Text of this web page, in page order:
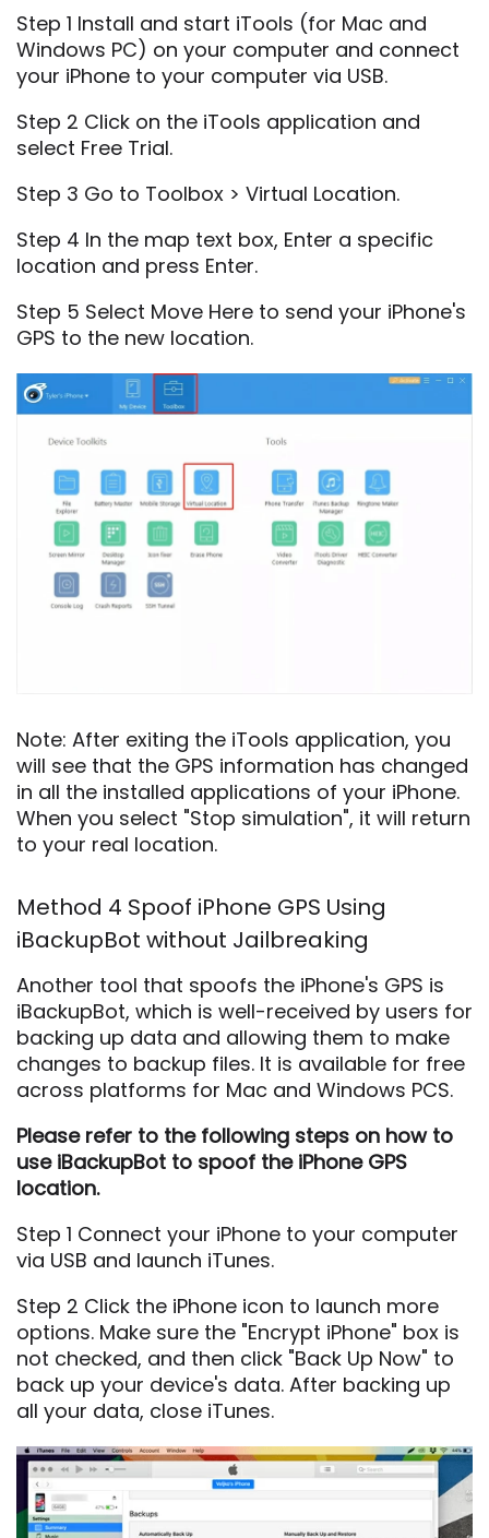
Step 1 Install and start iTools (for Mac and
Windows PC) on your computer and connect
your iPhone to your computer via USB.
Step 2 Click on the iTools application and
select Free Trial.
Step 3 Go to Toolbox > Virtual Location.
Step 4 In the map text box, Enter a specific
location and press Enter.
Step 5 Select Move Here to send your iPhone's
GPS to the new location.
Note: After exiting the iTools application, you
will see that the GPS information has changed
in all the installed applications of your iPhone.
When you select "Stop simulation", it will return
to your real location.
Method 4 Spoof iPhone GPS Using
iBackupBot without Jailbreaking
Another tool that spoofs the iPhone's GPS is
iBackupBot, which is well-received by users for
backing up data and allowing them to make
changes to backup files. It is available for free
across platforms for Mac and Windows PCS.
Please refer to the following steps on how to
use iBackupBot to spoof the iPhone GPS
location.
Step 1 Connect your iPhone to your computer
via USB and launch iTunes.
Step 2 Click the iPhone icon to launch more
options. Make sure the "Encrypt iPhone" box is
not checked, and then click "Back Up Now" to
back up your device's data. After backing up
all your data, close iTunes.